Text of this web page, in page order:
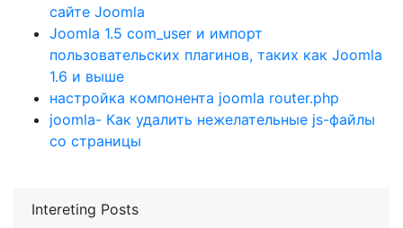
Intereting Posts
сайте Joomla
Joomla 1.5 com_user и импорт
пользовательских плагинов, таких как Joomla
1.6 и выше
настройка компонента joomla router.php
joomla- Как удалить нежелательные js-файлы
со страницы